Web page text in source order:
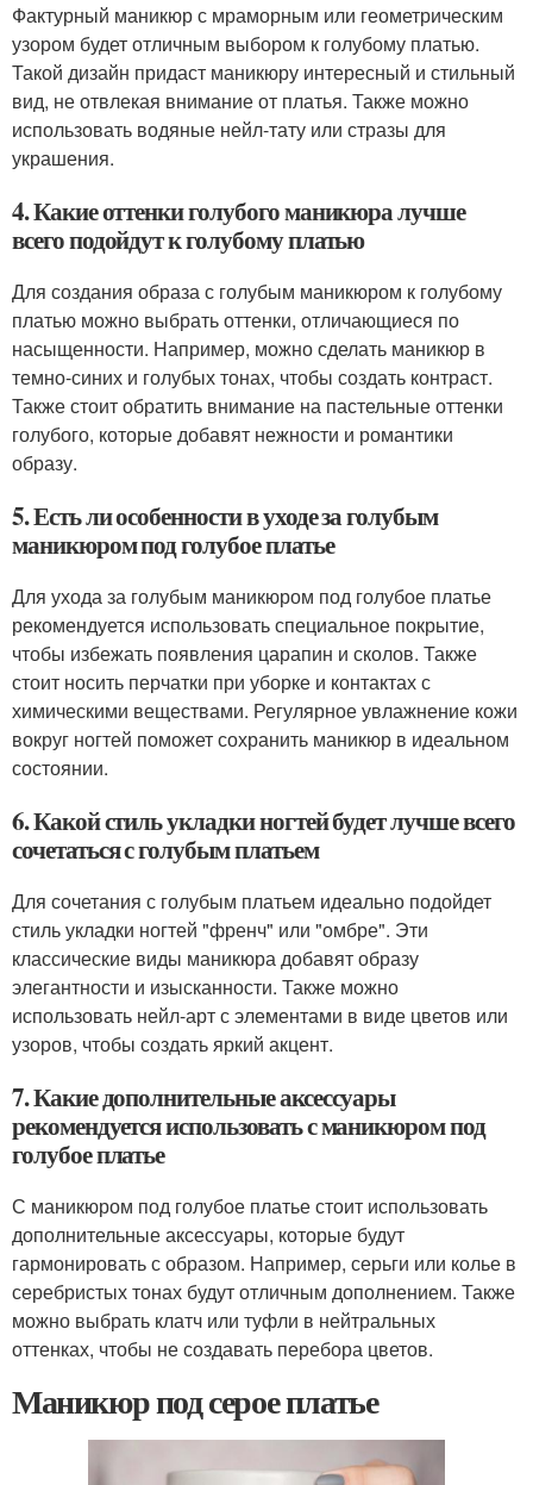
Фактурный маникюр с мраморным или геометрическим
узором будет отличным выбором к голубому платью.
Такой дизайн придаст маникюру интересный и стильный
вид, не отвлекая внимание от платья. Также можно
использовать водяные нейл-тату или стразы для
украшения.
4. Какие оттенки голубого маникюра лучше
всего подойдут к голубому платью
Для создания образа с голубым маникюром к голубому
платью можно выбрать оттенки, отличающиеся по
насыщенности. Например, можно сделать маникюр в
темно-синих и голубых тонах, чтобы создать контраст.
Также стоит обратить внимание на пастельные оттенки
голубого, которые добавят нежности и романтики
образу.
5. Есть ли особенности в уходе за голубым
маникюром под голубое платье
Для ухода за голубым маникюром под голубое платье
рекомендуется использовать специальное покрытие,
чтобы избежать появления царапин и сколов. Также
стоит носить перчатки при уборке и контактах с
химическими веществами. Регулярное увлажнение кожи
вокруг ногтей поможет сохранить маникюр в идеальном
состоянии.
6. Какой стиль укладки ногтей будет лучше всего
сочетаться с голубым платьем
Для сочетания с голубым платьем идеально подойдет
стиль укладки ногтей "френч" или "омбре". Эти
классические виды маникюра добавят образу
элегантности и изысканности. Также можно
использовать нейл-арт с элементами в виде цветов или
узоров, чтобы создать яркий акцент.
7. Какие дополнительные аксессуары
рекомендуется использовать с маникюром под
голубое платье
С маникюром под голубое платье стоит использовать
дополнительные аксессуары, которые будут
гармонировать с образом. Например, серьги или колье в
серебристых тонах будут отличным дополнением. Также
можно выбрать клатч или туфли в нейтральных
оттенках, чтобы не создавать перебора цветов.
Маникюр под серое платье